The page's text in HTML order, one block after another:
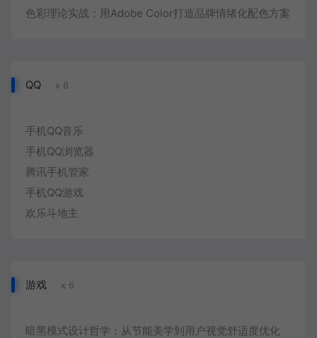
色彩理论实战：用Adobe Color打造品牌情绪化配色方案
QQ x 6
手机QQ音乐
手机QQ浏览器
腾讯手机管家
手机QQ游戏
欢乐斗地主
游戏 x 6
暗黑模式设计哲学：从节能美学到用户视觉舒适度优化